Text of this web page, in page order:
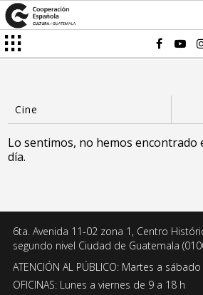
Lo sentimos, no hemos encontrado
día.
6ta. Avenida 11-02 zona 1, Centro
segundo nivel Ciudad de Guatemala
ATENCIÓN AL PÚBLICO: Martes a
OFICINAS: Lunes a viernes de 9 a 18 h